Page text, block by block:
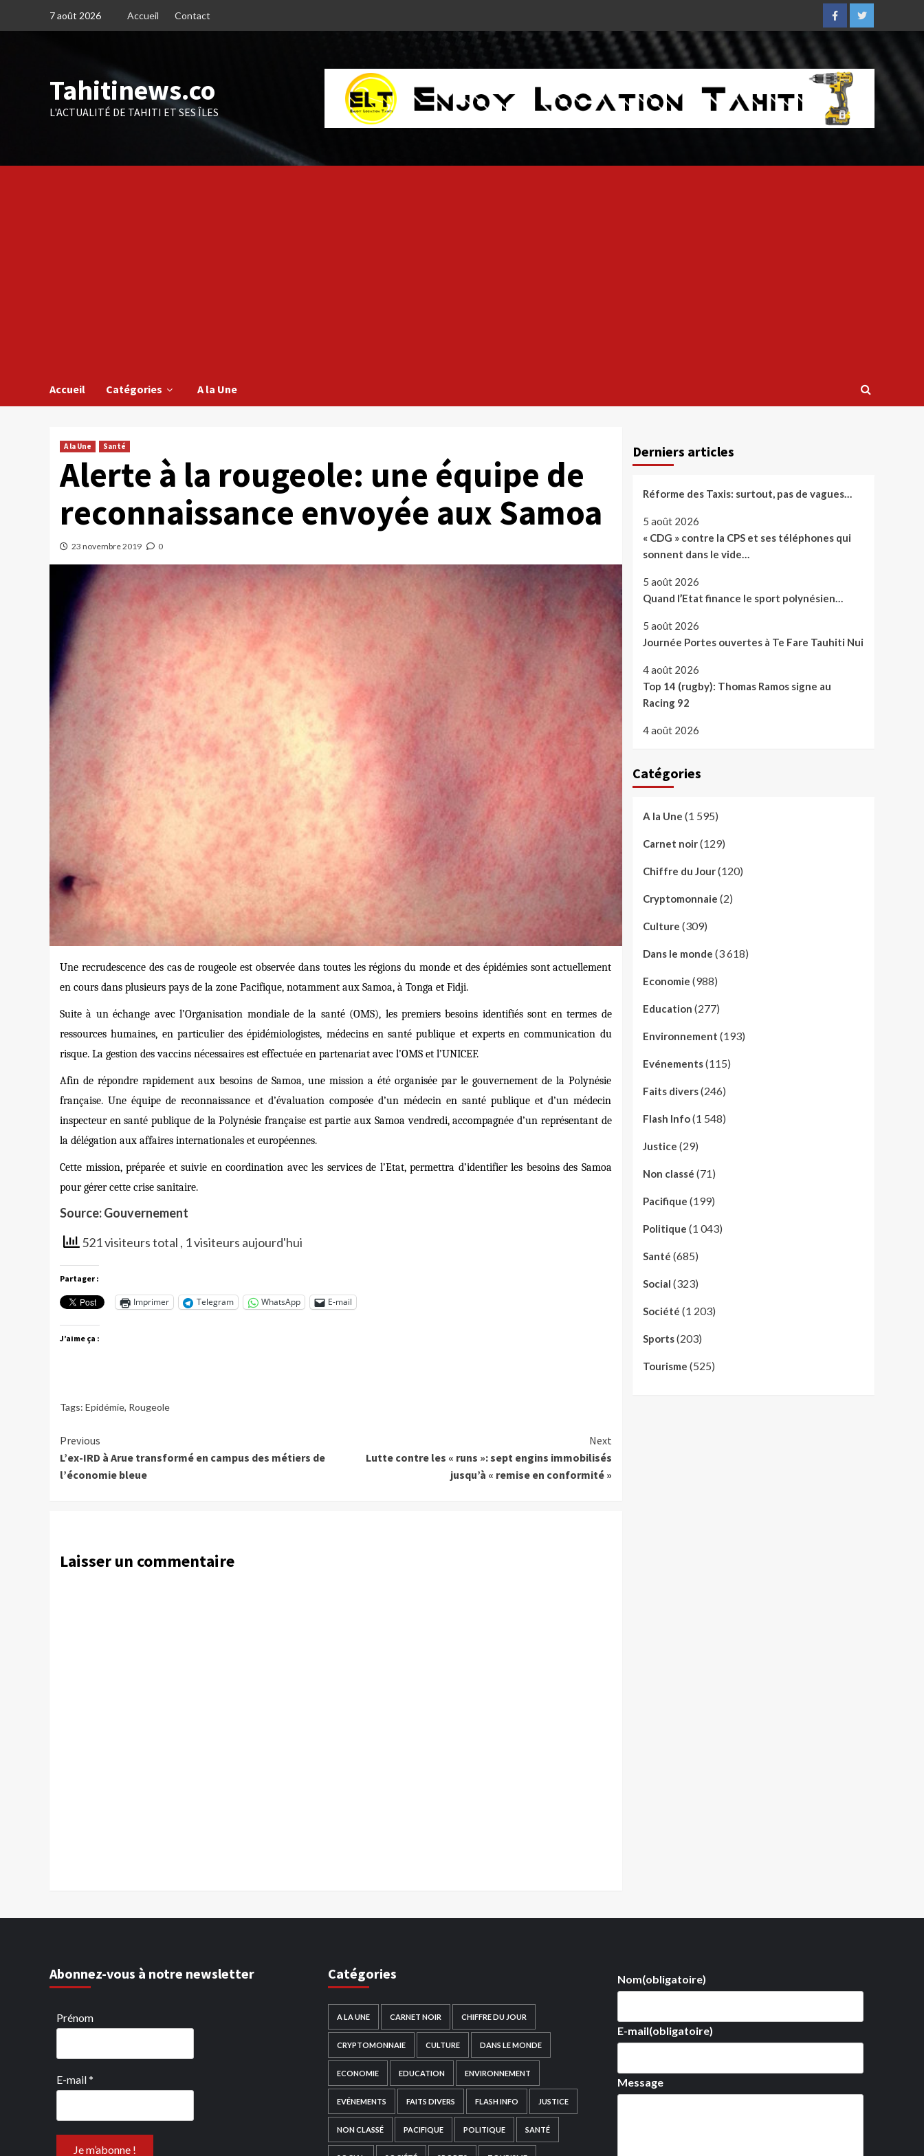
7 août 2026 Accueil Contact
FacebookTwitter
Tahitinews.co
L'ACTUALITÉ DE TAHITI ET SES ÎLES
Accueil Catégories A la Une
A la Une Santé
Alerte à la rougeole: une équipe de
reconnaissance envoyée aux Samoa
23 novembre 2019 0
Une recrudescence des cas de rougeole est observée dans toutes les régions du monde et des épidémies sont actuellement
en cours dans plusieurs pays de la zone Pacifique, notamment aux Samoa, à Tonga et Fidji.
Suite à un échange avec l’Organisation mondiale de la santé (OMS), les premiers besoins identifiés sont en termes de
ressources humaines, en particulier des épidémiologistes, médecins en santé publique et experts en communication du
risque. La gestion des vaccins nécessaires est effectuée en partenariat avec l’OMS et l’UNICEF.
Afin de répondre rapidement aux besoins de Samoa, une mission a été organisée par le gouvernement de la Polynésie
française. Une équipe de reconnaissance et d’évaluation composée d’un médecin en santé publique et d’un médecin
inspecteur en santé publique de la Polynésie française est partie aux Samoa vendredi, accompagnée d’un représentant de
la délégation aux affaires internationales et européennes.
Cette mission, préparée et suivie en coordination avec les services de l’Etat, permettra d’identifier les besoins des Samoa
pour gérer cette crise sanitaire.
Source: Gouvernement
521 visiteurs total , 1 visiteurs aujourd'hui
Partager :
Imprimer Telegram WhatsApp E-mail
J’aime ça :
Tags: Epidémie, Rougeole
Continue
Reading
Previous
L’ex-IRD à Arue transformé en campus des métiers de
l’économie bleue
Next
Lutte contre les « runs »: sept engins immobilisés
jusqu’à « remise en conformité »
Laisser un commentaire
Derniers articles
Réforme des Taxis: surtout, pas de vagues…
5 août 2026
« CDG » contre la CPS et ses téléphones qui
sonnent dans le vide…
5 août 2026
Quand l’Etat finance le sport polynésien…
5 août 2026
Journée Portes ouvertes à Te Fare Tauhiti Nui
4 août 2026
Top 14 (rugby): Thomas Ramos signe au
Racing 92
4 août 2026
Catégories
A la Une (1 595)
Carnet noir(129)
Chiffre du Jour(120)
Cryptomonnaie (2)
Culture (309)
Dans le monde (3 618)
Economie (988)
Education (277)
Environnement (193)
Evénements(115)
Faits divers(246)
Flash Info(1 548)
Justice (29)
Non classé (71)
Pacifique (199)
Politique (1 043)
Santé (685)
Social (323)
Société (1 203)
Sports(203)
Tourisme (525)
Abonnez-vous à notre newsletter
Prénom
E-mail*
Catégories
A LA UNE CARNET NOIR CHIFFRE DU JOUR
CRYPTOMONNAIE CULTURE DANS LE MONDE
ECONOMIE EDUCATION ENVIRONNEMENT
EVÉNEMENTS FAITS DIVERS FLASH INFO JUSTICE
NON CLASSÉ PACIFIQUE POLITIQUE SANTÉ
Nom(obligatoire)
E-mail(obligatoire)
Message